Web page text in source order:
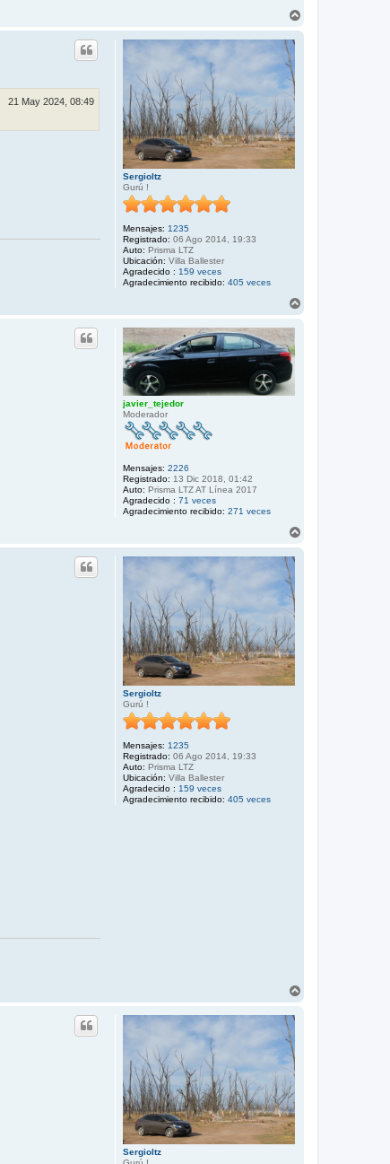
Sergioltz
Gurú !
Mensajes: 1235
Registrado: 06 Ago 2014, 19:33
Auto: Prisma LTZ
Ubicación: Villa Ballester
Agradecido : 159 veces
Agradecimiento recibido: 405 veces
21 May 2024, 08:49
javier_tejedor
Moderador
Mensajes: 2226
Registrado: 13 Dic 2018, 01:42
Auto: Prisma LTZ AT Línea 2017
Agradecido : 71 veces
Agradecimiento recibido: 271 veces
Sergioltz
Gurú !
Mensajes: 1235
Registrado: 06 Ago 2014, 19:33
Auto: Prisma LTZ
Ubicación: Villa Ballester
Agradecido : 159 veces
Agradecimiento recibido: 405 veces
Sergioltz